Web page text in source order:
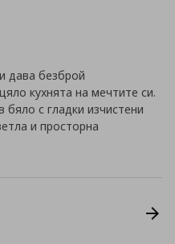
дава безброй
кухнята на мечтите си.
бяло с гладки изчистени
и просторна